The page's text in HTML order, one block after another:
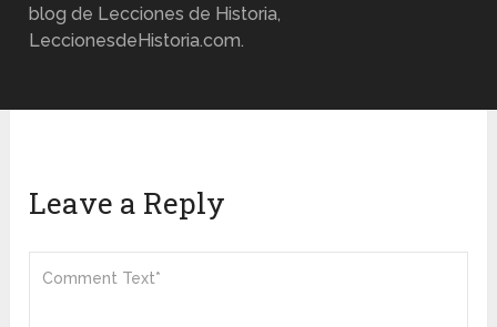
blog de Lecciones de Historia,
LeccionesdeHistoria.com.
Leave a Reply